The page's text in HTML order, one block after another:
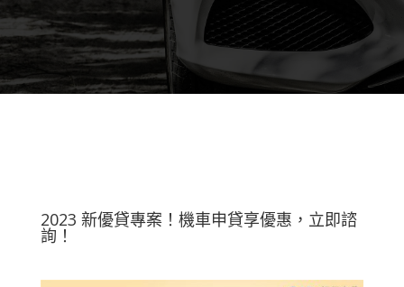
2023 新優貸專案！機車申貸享優惠，立即諮
詢！